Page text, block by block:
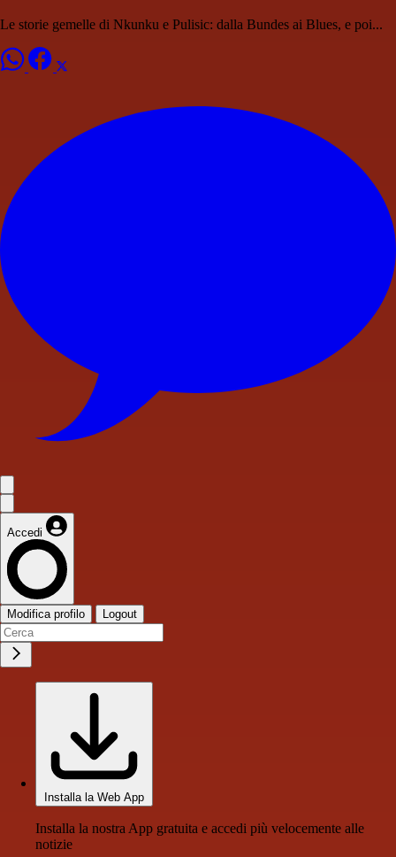
Le storie gemelle di Nkunku e Pulisic: dalla Bundes ai Blues, e poi...
Accedi
Modifica profilo Logout
Installa la Web App
Installa la nostra App gratuita e accedi più velocemente alle
notizie